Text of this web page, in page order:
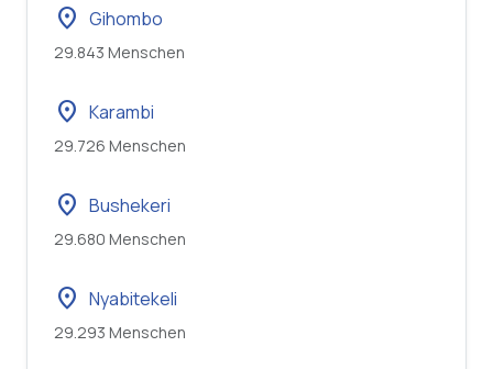
location_on Gihombo
29.843 Menschen
location_on Karambi
29.726 Menschen
location_on Bushekeri
29.680 Menschen
location_on Nyabitekeli
29.293 Menschen